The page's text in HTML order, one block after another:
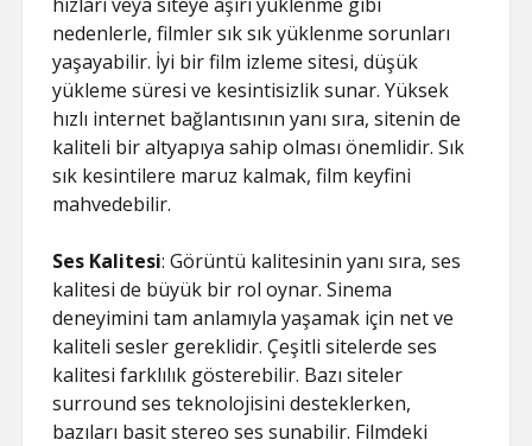
nedenlerle, filmler sık sık yüklenme sorunları
yaşayabilir. İyi bir film izleme sitesi, düşük
yükleme süresi ve kesintisizlik sunar. Yüksek
hızlı internet bağlantısının yanı sıra, sitenin de
kaliteli bir altyapıya sahip olması önemlidir. Sık
sık kesintilere maruz kalmak, film keyfini
mahvedebilir.
Ses Kalitesi: Görüntü kalitesinin yanı sıra, ses
kalitesi de büyük bir rol oynar. Sinema
deneyimini tam anlamıyla yaşamak için net ve
kaliteli sesler gereklidir. Çeşitli sitelerde ses
kalitesi farklılık gösterebilir. Bazı siteler
surround ses teknolojisini desteklerken,
bazıları basit stereo ses sunabilir. Filmdeki